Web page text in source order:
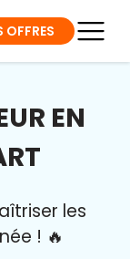
OFFRES
EN
les
! 🔥